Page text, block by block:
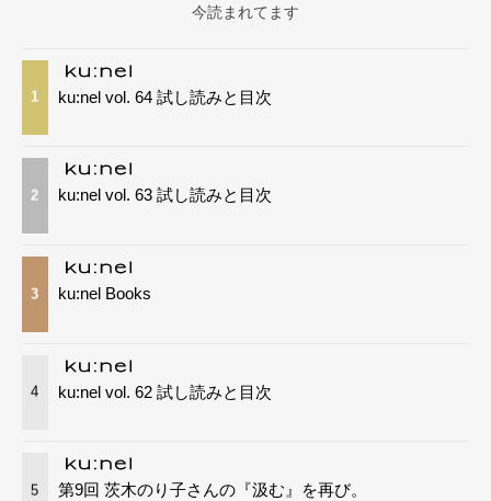
今読まれてます
1 ku:nel vol. 64 試し読みと目次
2 ku:nel vol. 63 試し読みと目次
3 ku:nel Books
4 ku:nel vol. 62 試し読みと目次
5 第9回 茨木のり子さんの『汲む』を再び。